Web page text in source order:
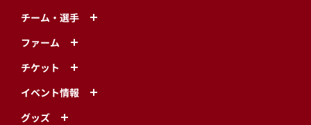
チーム・選手
ファーム
チケット
イベント情報
グッズ